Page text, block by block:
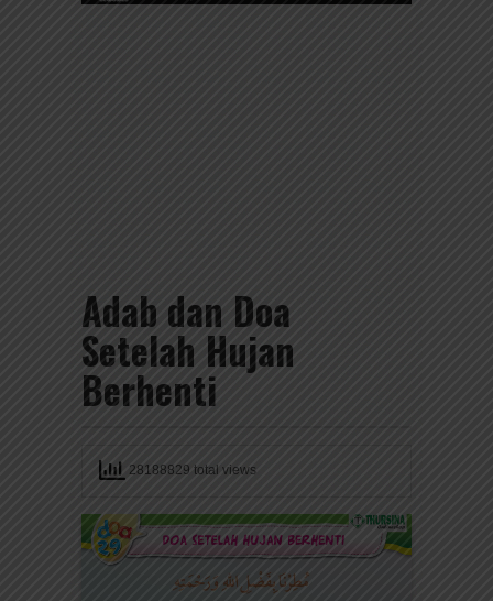
Adab dan Doa
Setelah Hujan
Berhenti
28188829 total views